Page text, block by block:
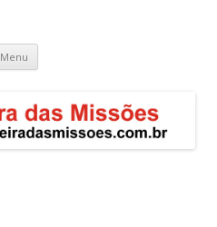
Menu Pular
o